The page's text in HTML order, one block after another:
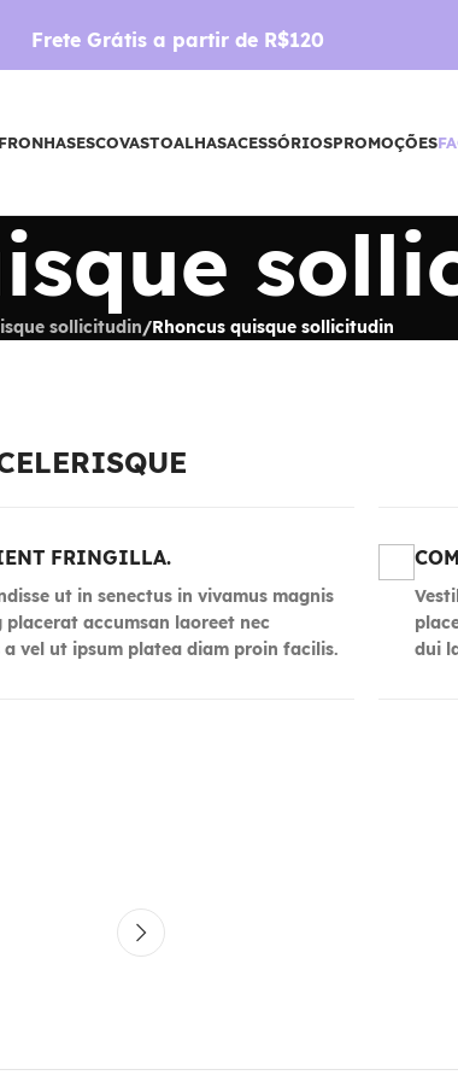
Frete Grátis a partir de R$120
FRONHASESCOVASTOALHASACESSÓRIOSPROMOÇÕES
sollicitudin/Rhoncus quisque sollicitudin
FRINGILLA.
ut in senectus in vivamus magnis
placerat accumsan laoreet nec
a vel ut ipsum platea diam proin facilis.
dui